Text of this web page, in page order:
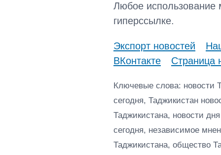
Любое использование
гиперссылке.
Экспорт новостей
ВКонтакте
Страница
Ключевые слова: новости
сегодня, Таджикистан
Таджикистана, новости
сегодня, независимое
Таджикистана, общество